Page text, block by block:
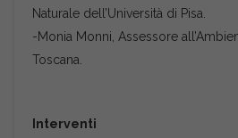
Naturale dell’Università di Pisa.
-Monia Monni, Assessore
Toscana.
Interventi